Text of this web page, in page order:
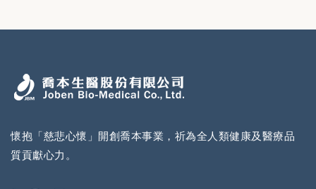
懷抱「慈悲心懷」開創喬本事業，祈為全人類健康及醫療品
質貢獻心力。